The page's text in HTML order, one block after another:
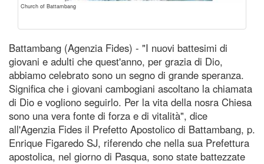
Church of Battambang
Battambang (Agenzia Fides) - "I nuovi battesimi di
giovani e adulti che quest'anno, per grazia di Dio,
abbiamo celebrato sono un segno di grande speranza.
Significa che i giovani cambogiani ascoltano la chiamata
di Dio e vogliono seguirlo. Per la vita della nosra Chiesa
sono una vera fonte di forza e di vitalità", dice
all'Agenzia Fides il Prefetto Apostolico di Battambang, p.
Enrique Figaredo SJ, riferendo che nella sua Prefettura
apostolica, nel giorno di Pasqua, sono state battezzate